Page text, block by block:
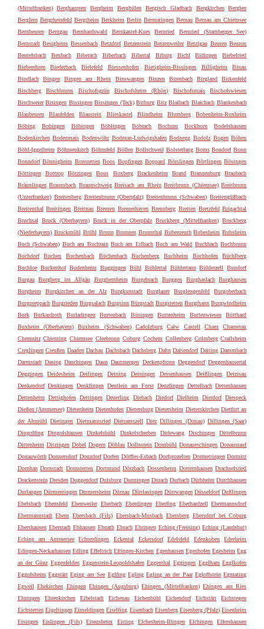
(Mittelfranken)
Berghaupten Bergheim Berghülen Bergisch Gladbach Bergkirchen
Berglen
Berglern Bergrheinfeld Bergtheim Berkheim Berlin Bermatingen Bernau Bernau am Chiemsee
Bernbeuren
Berngau Bernhardswald Bernkastel-Kues Bernried
Bernried (Starnberger See)
Bernstadt Besigheim Bessenbach Betzdorf Betzenstein Betzenweiler Betzigau Beuren Beuron
Beutelsbach
Bexbach Biberach Biberbach Bibertal Biburg Bichl Bidingen
Biebelried
Bieberehren
Biederbach Bielefeld Biessenhofen Bietigheim-Bissingen Billigheim
Binau
Bindlach
Bingen Bingen am Rhein Binswangen Binzen Birenbach Birgland
Birkenfeld
Bischberg
Bischbrunn Bischofsgrün Bischofsheim (Rhön) Bischofsmais
Bischofswiesen
Bischweier Bisingen Bissingen Bissingen (Teck) Bitburg Bitz Blaibach Blaichach Blankenbach
Blaubeuren
Blaufelden Blaustein Blieskastel Blindheim Blumberg
Bobenheim-Roxheim
Böbing
Bobingen Böbingen Böblingen Böbrach Bochum Bockhorn
Bodelshausen
Bodenkirchen Bodenmais Bodenwöhr Bodman-Ludwigshafen Bodnegg Bodolz Bogen Böhen
Böhl-Iggelheim Böhmenkirch Böhmfeld Böllen Bollschweil Bolsterlang Boms Bondorf Bonn
Bonndorf Bönnigheim Bonstetten Boos Bopfingen Boppard Börslingen Börtlingen Bösingen
Böttingen
Bottrop Bötzingen Bous Boxberg Brackenheim Brand Brannenburg
Braubach
Bräunlingen Braunsbach Braunschweig Breisach am Rhein Breitbrunn (Chiemsee) Breitbrunn
(Unterfranken) Breitenberg Breitenbrunn (Oberpfalz) Breitenbrunn (Schwaben) Breitengüßbach
Breitenthal Breitingen Breitnau Bremen Bremerhaven Brennberg Bretten Bretzfeld Brigachtal
Bruchsal
Bruck (Oberbayern) Bruck in der Oberpfalz Bruckberg (Mittelfranken) Bruckberg
(Niederbayern) Bruckmühl Brühl Brunn Brunnen Brunnthal Bubenreuth Bubesheim Bubsheim
Buch (Schwaben) Buch am Buchrain Buch am Erlbach Buch am Wald Buchbach Buchbrunn
Buchdorf
Buchen Buchenbach Büchenbach Buchenberg Buchheim Buchhofen
Büchlberg
Buchloe Buckenhof Budenheim Buggingen Bühl Bühlertal Bühlertann Bühlerzell
Bundorf
Burgau
Burgberg im Allgäu Burgbernheim Burgebrach Burggen Burghaslach
Burghausen
Burgheim
Burgkirchen an der Alz Burgkunstadt Burglauer Burglengenfeld
Burgoberbach
Burgpreppach Burgrieden Burgsalach Burgsinn Bürgstadt Burgstetten Burgthann Burgwindheim
Burk
Burkardroth Burladingen Burtenbach Büsingen Buttenheim Buttenwiesen
Bütthard
Buxheim (Oberbayern)
Buxheim (Schwaben) Cadolzburg Calw Castell Cham
Chamerau
Chemnitz Chieming Chiemsee Cleebronn Coburg Cochem Collenberg Colmberg Crailsheim
Creglingen Creußen Daaden Dachau Dachsbach Dachsberg Dahn Daisendorf Daiting Dammbach
Darmstadt Dasing Dauchingen Daun Dautmergen Deckenpfronn Deggendorf Deggenhausertal
Deggingen
Deidesheim Deilingen Deining Deiningen Deisenhausen Deißlingen
Deizisau
Denkendorf Denkingen Denklingen Dentlein am Forst Denzlingen Dettelbach Dettenhausen
Dettenheim
Dettighofen Dettingen Deuerling Diebach Diedorf Dielheim Dierdorf Diespeck
Dießen (Ammersee) Dietenheim Dietenhofen Dietersburg Dietersheim Dieterskirchen Dietfurt an
der Altmühl Dietingen Dietmannsried Dietramszell Diez Dillingen (Donau) Dillingen (Saar)
Dingolfing
Dingolshausen Dinkelsbühl Dinkelscherben Dirlewang Dischingen
Dittelbrunn
Dittenheim Ditzingen Dobel Dogern Döhlau Dollnstein Dombühl Donaueschingen Donaustauf
Donauwörth Donnersdorf Donzdorf Dorfen Dörfles-Esbach Dorfprozelten Dormettingen Dormitz
Dornhan Dornstadt Dornstetten Dortmund Dörzbach Dossenheim Dotternhausen Drachselsried
Drackenstein Dresden Duggendorf Duisburg Dunningen Durach Durbach Dürbheim Durchhausen
Durlangen Dürmentingen Durmersheim Dürnau Dürrlauingen Dürrwangen Düsseldorf Dußlingen
Ebelsbach Ebensfeld Ebenweiler Eberbach Eberdingen Eberfing Eberhardzell Ebermannsdorf
Ebermannstadt Ebern Ebersbach (Fils) Ebersbach-Musbach Ebersberg Ebersdorf bei Coburg
Ebershausen Eberstadt Ebhausen Ebnath Ebrach Ebringen Eching (Freising) Eching (Landshut)
Eching am Ammersee
Echterdingen Eckental Eckersdorf Edelsfeld Edenkoben
Ederheim
Edingen-Neckarhausen Edling Effeltrich Efringen-Kirchen Egenhausen Egenhofen Egesheim Egg
an der Günz Eggenfelden Eggenstein-Leopoldshafen Eggenthal Eggingen Egglham Egglkofen
Eggolsheim Eggstätt Eging am See Eglfing Egling Egling an der Paar Egloffstein Egmating
Egweil Ehekirchen Ehingen Ehingen (Augsburg) Ehingen (Mittelfranken) Ehingen am Ries
Ehningen
Ehrenkirchen Eibelstadt Eichenau Eichenbühl Eichendorf Eichstätt
Eichstegen
Eichstetten Eigeltingen Eimeldingen Eiselfing Eisenbach Eisenberg Eisenberg (Pfalz) Eisenheim
Eisingen
Eislingen (Fils) Eitensheim Eitting Elchesheim-Illingen Elchingen
Elfershausen